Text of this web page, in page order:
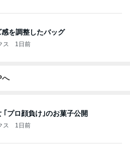
を調整したバッグ
ス 1日前
へ
｢プロ顔負け｣のお菓子公開
ス 1日前